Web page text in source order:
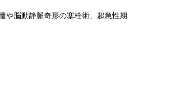
や脳動静脈奇形の塞栓術、超急性期